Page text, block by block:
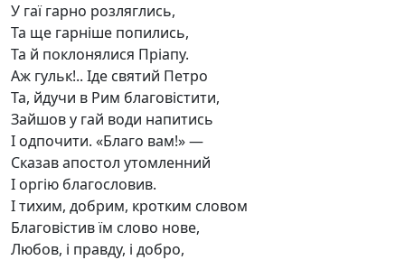
У гаї гарно розляглись,
Та ще гарніше попились,
Та й поклонялися Пріапу.
Аж гульк!.. Іде святий Петро
Та, йдучи в Рим благовістити,
Зайшов у гай води напитись
І одпочити. «Благо вам!» —
Сказав апостол утомленний
І оргію благословив.
І тихим, добрим, кротким словом
Благовістив їм слово нове,
Любов, і правду, і добро,